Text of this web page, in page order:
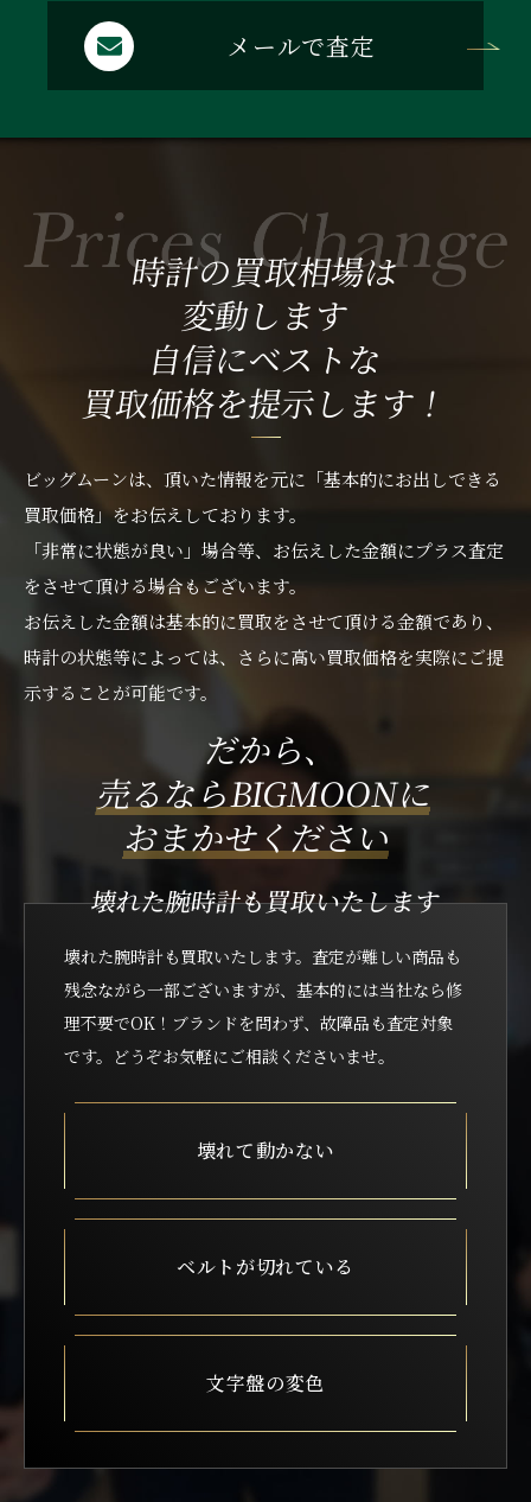
メールで査定
時計の買取相場は
変動します
自信にベストな
買取価格を提示します！
ビッグムーンは、頂いた情報を元に「基本的にお出しできる
買取価格」をお伝えしております。
「非常に状態が良い」場合等、お伝えした金額にプラス査定
をさせて頂ける場合もございます。
お伝えした金額は基本的に買取をさせて頂ける金額であり、
時計の状態等によっては、さらに高い買取価格を実際にご提
示することが可能です。
だから、
売るならBIGMOONに
おまかせください
壊れた腕時計も買取いたします
壊れた腕時計も買取いたします。査定が難しい商品も
残念ながら一部ございますが、 基本的には当社なら修
理不要でOK！ブランドを問わず、故障品も査定対象
です。どうぞお気軽にご相談くださいませ。
壊れて動かない
ベルトが切れている
文字盤の変色